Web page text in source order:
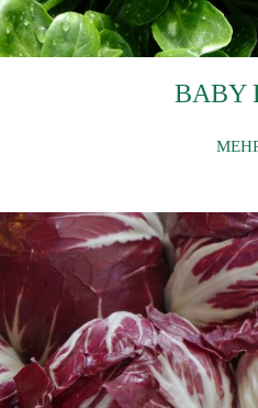
BABY